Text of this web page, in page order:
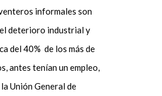
informales son
deterioro industrial y
del 40% de los más de
antes tenían un empleo,
Unión General de